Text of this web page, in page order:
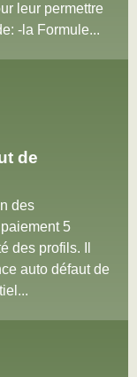
leur permettre
-la Formule...
de
des
5
des profils. Il
auto défaut de